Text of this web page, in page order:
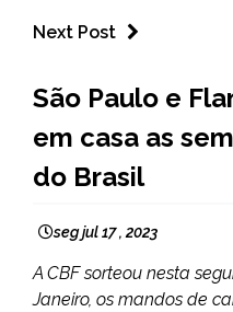
Next Post
São Paulo e
em casa as
do Brasil
seg jul 17 , 2023
A CBF sorteou nesta
Janeiro, os mandos de